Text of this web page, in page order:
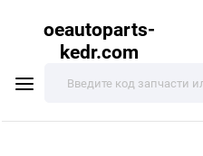
oeautoparts-
kedr.com